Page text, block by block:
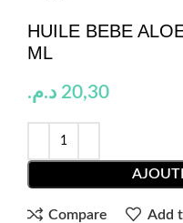
HUILE BEBE
ML
20,30 د.م.
Compare Add